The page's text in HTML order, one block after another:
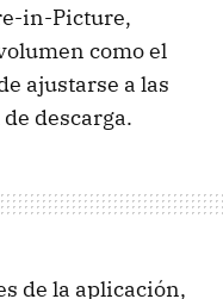
in-Picture,
como el
ajustarse a las
descarga.
de la aplicación,